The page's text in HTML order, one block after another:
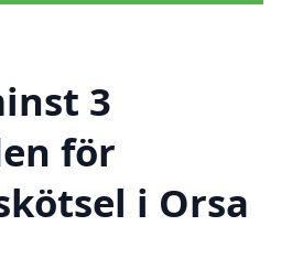
3
för
i Orsa